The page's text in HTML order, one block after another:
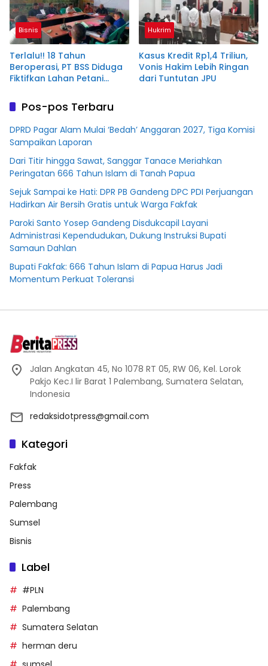
Bisnis
Terlalu!! 18 Tahun
Beroperasi, PT BSS Diduga
Fiktifkan Lahan Petani
Hukrim
Kasus Kredit Rp1,4 Triliun,
Vonis Hakim Lebih Ringan
dari Tuntutan JPU
Pos-pos Terbaru
DPRD Pagar Alam Mulai ‘Bedah’ Anggaran 2027, Tiga Komisi
Sampaikan Laporan
Dari Titir hingga Sawat, Sanggar Tanace Meriahkan
Peringatan 666 Tahun Islam di Tanah Papua
Sejuk Sampai ke Hati: DPR PB Gandeng DPC PDI Perjuangan
Hadirkan Air Bersih Gratis untuk Warga Fakfak
Paroki Santo Yosep Gandeng Disdukcapil Layani
Administrasi Kependudukan, Dukung Instruksi Bupati
Samaun Dahlan
Bupati Fakfak: 666 Tahun Islam di Papua Harus Jadi
Momentum Perkuat Toleransi
Jalan Angkatan 45, No 1078 RT 05, RW 06, Kel. Lorok
Pakjo Kec.I lir Barat 1 Palembang, Sumatera Selatan,
Indonesia
redaksidotpress@gmail.com
Kategori
Fakfak
Press
Palembang
Sumsel
Bisnis
Label
#PLN
Palembang
Sumatera Selatan
herman deru